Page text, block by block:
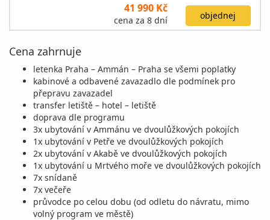
41 990 Kč
cena za 8 dní objednej
Cena zahrnuje
letenka Praha – Ammán – Praha se všemi poplatky
kabinové a odbavené zavazadlo dle podmínek pro
přepravu zavazadel
transfer letiště – hotel – letiště
doprava dle programu
3x ubytování v Ammánu ve dvoulůžkových pokojích
1x ubytování v Petře ve dvoulůžkových pokojích
2x ubytování v Akabě ve dvoulůžkových pokojích
1x ubytování u Mrtvého moře ve dvoulůžkových pokojích
7x snídaně
7x večeře
průvodce po celou dobu (od odletu do návratu, mimo
volný program ve městě)